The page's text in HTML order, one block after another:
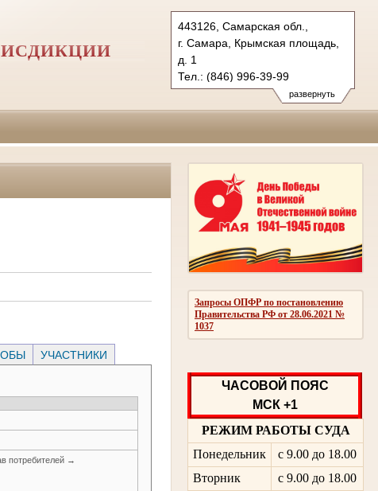
развернуть
443126, Самарская обл.,
г. Самара, Крымская площадь,
д. 1
Тел.: (846) 996-39-99
6kas@sudrf.ru
схема проезда
Запросы ОПФР по постановлению
Правительства РФ от 28.06.2021 №
1037
ЧАСОВОЙ ПОЯС
МСК +1
РЕЖИМ РАБОТЫ СУДА
Понедельник
с 9.00 до 18.00
Вторник
с 9.00 до 18.00
УЧАСТНИКИ
потребителей →